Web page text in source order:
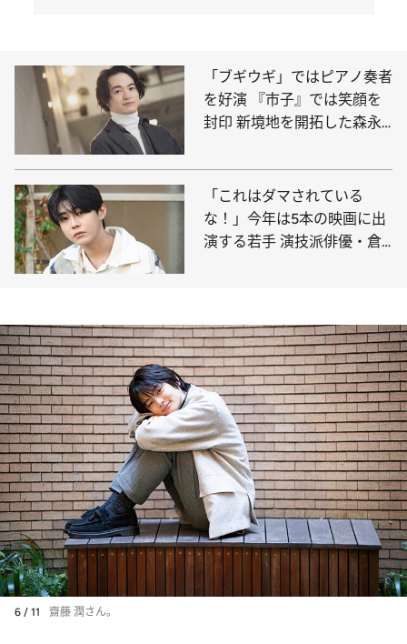
「ブギウギ」ではピアノ奏者
を好演 『市子』では笑顔を
封印 新境地を開拓した森永
「これはダマされている
な！」今年は5本の映画に出
演する若手 演技派俳優・倉
6 / 11 齋藤 潤さん。